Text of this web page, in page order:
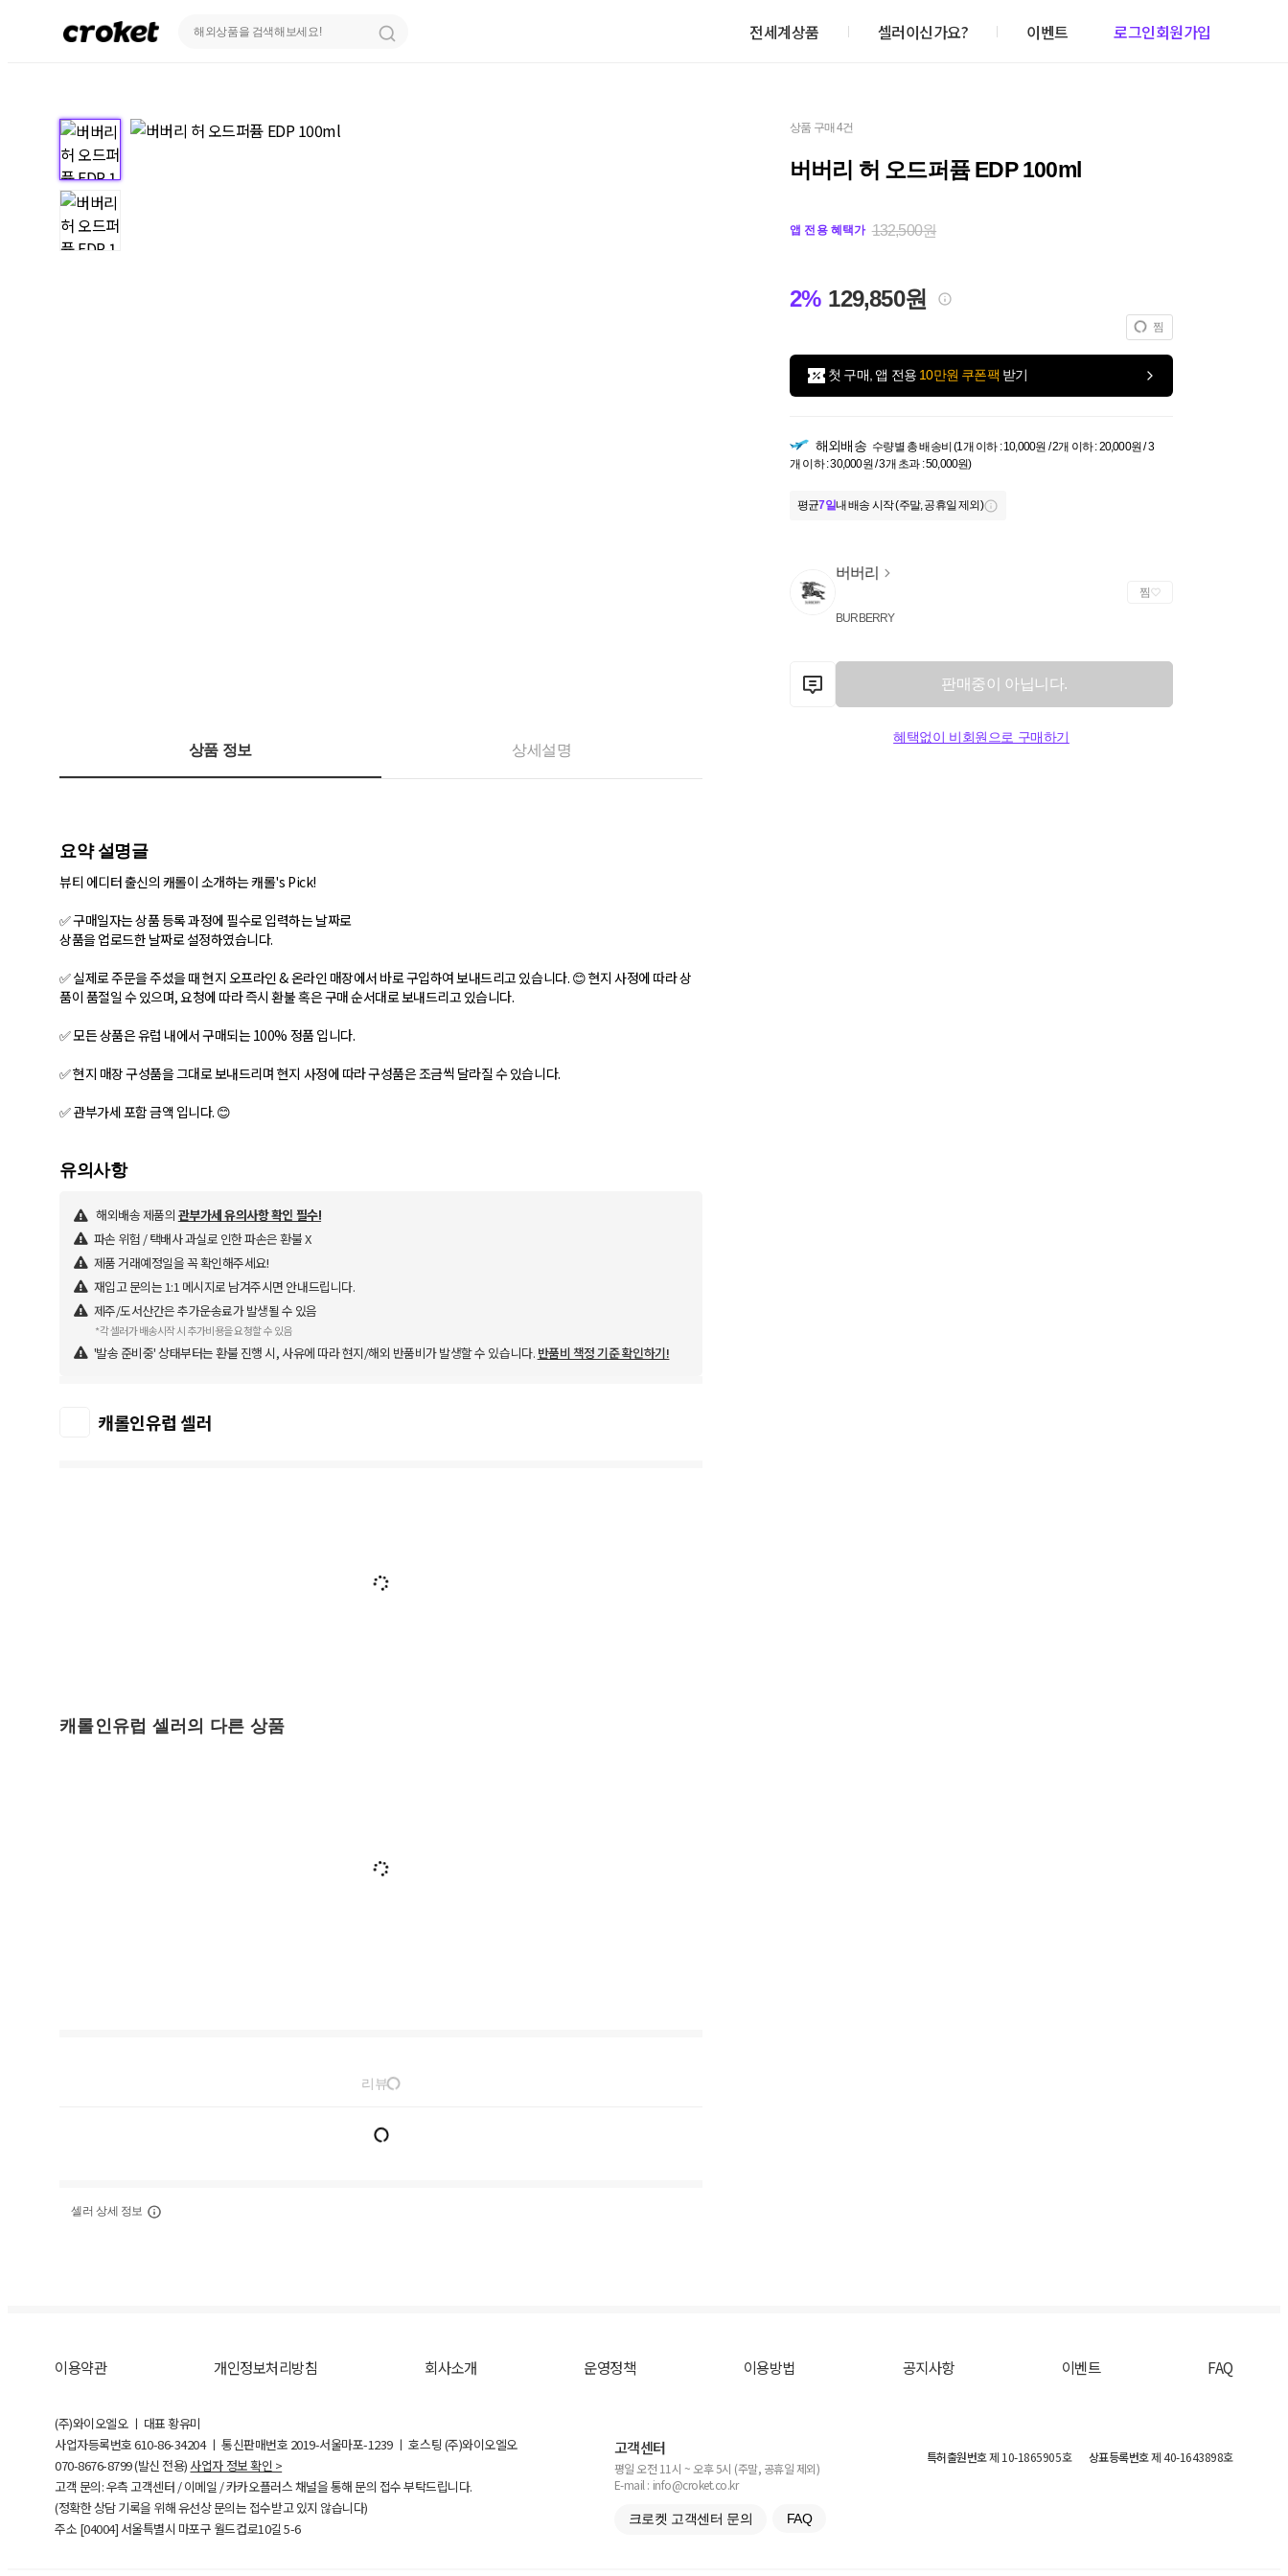
전세계상품 셀러이신가요? 이벤트 로그인회원가입
상품 구매 4건
버버리 허 오드퍼퓸 EDP 100ml
앱 전용 혜택가 132,500원
2% 129,850원
찜
첫 구매, 앱 전용 10만원 쿠폰팩 받기
해외배송 수량별 총 배송비 (1개 이하 : 10,000원 / 2개 이하 : 20,000원 / 3
개 이하 : 30,000원 / 3개 초과 : 50,000원)
평균7일내 배송 시작 (주말, 공휴일 제외)
버버리
BURBERRY
찜
판매중이 아닙니다.
혜택없이 비회원으로 구매하기
상품 정보 상세설명
요약 설명글
뷰티 에디터 출신의 캐롤이 소개하는 캐롤's Pick!
✅ 구매일자는 상품 등록 과정에 필수로 입력하는 날짜로
상품을 업로드한 날짜로 설정하였습니다.
✅ 실제로 주문을 주셨을 때 현지 오프라인 & 온라인 매장에서 바로 구입하여 보내드리고 있습니다. 😊 현지 사정에 따라 상
품이 품절일 수 있으며, 요청에 따라 즉시 환불 혹은 구매 순서대로 보내드리고 있습니다.
✅ 모든 상품은 유럽 내에서 구매되는 100% 정품 입니다.
✅ 현지 매장 구성품을 그대로 보내드리며 현지 사정에 따라 구성품은 조금씩 달라질 수 있습니다.
✅ 관부가세 포함 금액 입니다. 😊
유의사항
해외배송 제품의 관부가세 유의사항 확인 필수!
파손 위험 / 택배사 과실로 인한 파손은 환불 X
제품 거래예정일을 꼭 확인해주세요!
재입고 문의는 1:1 메시지로 남겨주시면 안내드립니다.
제주/도서산간은 추가운송료가 발생될 수 있음
*각 셀러가 배송시작 시 추가비용을 요청할 수 있음
'발송 준비중' 상태부터는 환불 진행 시, 사유에 따라 현지/해외 반품비가 발생할 수 있습니다. 반품비 책정 기준 확인하기!
캐롤인유럽 셀러
캐롤인유럽 셀러의 다른 상품
리뷰
셀러 상세 정보
이용약관 개인정보처리방침 회사소개 운영정책 이용방법 공지사항 이벤트 FAQ
(주)와이오엘오 ㅣ 대표 황유미
사업자등록번호610-86-34204ㅣ 통신판매번호 2019-서울마포-1239 ㅣ 호스팅 (주)와이오엘오
070-8676-8799 (발신 전용) 사업자 정보 확인 >
고객 문의: 우측 고객센터 / 이메일 / 카카오플러스 채널을 통해 문의 접수 부탁드립니다.
(정확한 상담 기록을 위해 유선상 문의는 접수받고 있지 않습니다)
주소 [04004] 서울특별시 마포구 월드컵로10길5-6
고객센터
평일 오전 11시 ~ 오후 5시 (주말, 공휴일 제외)
E-mail : info@croket.co.kr
크로켓 고객센터 문의 FAQ
특허출원번호제 10-1865905호 상표등록번호제 40-1643898호